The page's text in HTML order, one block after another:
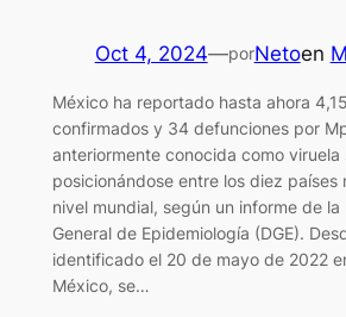
Oct 4, 2024—porNetoen
México ha reportado hasta ahora
confirmados y 34 defunciones por
anteriormente conocida como viruela
posicionándose entre los diez países
nivel mundial, según un informe de la
General de Epidemiología (DGE).
identificado el 20 de mayo de 2022
México, se…